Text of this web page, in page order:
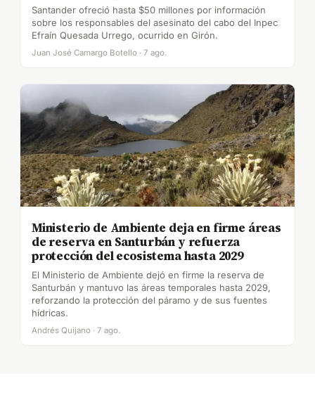
Santander ofreció hasta $50 millones por información
sobre los responsables del asesinato del cabo del Inpec
Efraín Quesada Urrego, ocurrido en Girón.
Juan José Camargo Botello · 7 ago.
Ministerio de Ambiente deja en firme áreas
de reserva en Santurbán y refuerza
protección del ecosistema hasta 2029
El Ministerio de Ambiente dejó en firme la reserva de
Santurbán y mantuvo las áreas temporales hasta 2029,
reforzando la protección del páramo y de sus fuentes
hídricas.
Andrés Quijano · 7 ago.